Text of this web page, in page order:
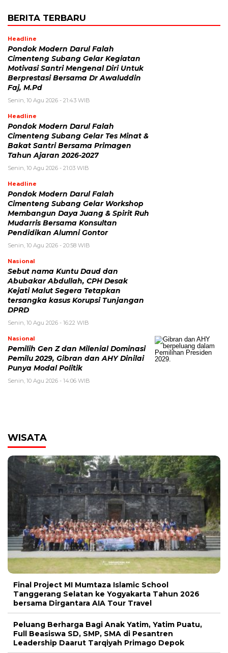
BERITA TERBARU
Headline
Pondok Modern Darul Falah
Cimenteng Subang Gelar Kegiatan
Motivasi Santri Mengenal Diri Untuk
Berprestasi Bersama Dr Awaluddin
Faj, M.Pd
Senin, 10 Agu 2026 - 21:43 WIB
Headline
Pondok Modern Darul Falah
Cimenteng Subang Gelar Tes Minat &
Bakat Santri Bersama Primagen
Tahun Ajaran 2026-2027
Senin, 10 Agu 2026 - 21:03 WIB
Headline
Pondok Modern Darul Falah
Cimenteng Subang Gelar Workshop
Membangun Daya Juang & Spirit Ruh
Mudarris Bersama Konsultan
Pendidikan Alumni Gontor
Senin, 10 Agu 2026 - 20:58 WIB
Nasional
Sebut nama Kuntu Daud dan
Abubakar Abdullah, CPH Desak
Kejati Malut Segera Tetapkan
tersangka kasus Korupsi Tunjangan
DPRD
Senin, 10 Agu 2026 - 16:22 WIB
Nasional
Pemilih Gen Z dan Milenial Dominasi
Pemilu 2029, Gibran dan AHY Dinilai
Punya Modal Politik
Senin, 10 Agu 2026 - 14:06 WIB
WISATA
Final Project MI Mumtaza Islamic School
Tanggerang Selatan ke Yogyakarta Tahun 2026
bersama Dirgantara AIA Tour Travel
Peluang Berharga Bagi Anak Yatim, Yatim Puatu,
Full Beasiswa SD, SMP, SMA di Pesantren
Leadership Daarut Tarqiyah Primago Depok